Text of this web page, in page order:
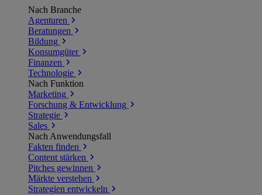
Nach Branche
Agenturen
Beratungen
Bildung
Konsumgüter
Finanzen
Technologie
Nach Funktion
Marketing
Forschung & Entwicklung
Strategie
Sales
Nach Anwendungsfall
Fakten finden
Content stärken
Pitches gewinnen
Märkte verstehen
Strategien entwickeln